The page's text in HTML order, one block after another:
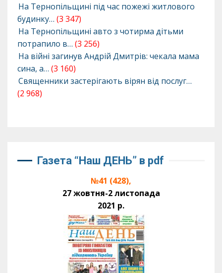
На Тернопільщині під час пожежі житлового
будинку… (3 347)
На Тернопільщині авто з чотирма дітьми
потрапило в… (3 256)
На війні загинув Андрій Дмитрів: чекала мама
сина, а… (3 160)
Священники застерігають вірян від послуг…
(2 968)
Газета “Наш ДЕНЬ” в pdf
№41 (428),
27 жовтня-2 листопада
2021 р.